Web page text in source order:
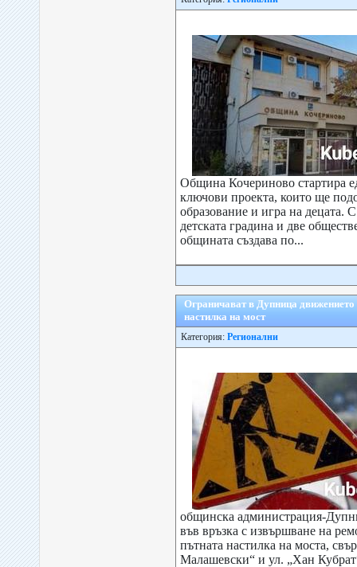
Община Кочериново стартира
ключови проекта, които ще
образование и игра на децата.
детската градина и две
общината създава по...
Ограничават в Дупница
настилка на мост
Категория: Регионални
общинска администрация-
във връзка с извършване на
пътната настилка на моста,
Малашевски“ и ул. „Хан